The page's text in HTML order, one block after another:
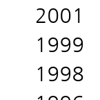
2001
1999
1998